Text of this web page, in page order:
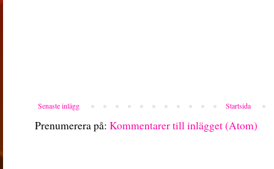
Senaste inlägg Startsida
Prenumerera på: Kommentarer till inlägget (Atom)